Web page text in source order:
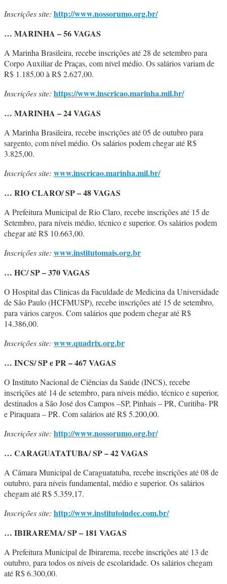
Inscrições site: http://www.nossorumo.org.br/
… MARINHA – 56 VAGAS
A Marinha Brasileira, recebe inscrições até 28 de setembro para
Corpo Auxiliar de Praças, com nível médio. Os salários variam de
R$ 1.185,00 à R$ 2.627,00.
Inscrições site: https://www.inscricao.marinha.mil.br/
… MARINHA – 24 VAGAS
A Marinha Brasileira, recebe inscrições até 05 de outubro para
sargento, com nível médio. Os salários podem chegar até R$
3.825,00.
Inscrições site: www.inscricao.marinha.mil.br/
… RIO CLARO/ SP – 48 VAGAS
A Prefeitura Municipal de Rio Claro, recebe inscrições até 15 de
Setembro, para níveis médio, técnico e superior. Os salários podem
chegar até R$ 10.663,00.
Inscrições site: www.institutomais.org.br
… HC/ SP – 370 VAGAS
O Hospital das Clinicas da Faculdade de Medicina da Universidade
de São Paulo (HCFMUSP), recebe inscrições até 15 de setembro,
para vários cargos. Com salários que podem chegar até R$
14.386,00.
Inscrições site: www.quadrix.org.br
… INCS/ SP e PR – 467 VAGAS
O Instituto Nacional de Ciências da Saúde (INCS), recebe
inscrições até 14 de setembro, para níveis médio, técnico e superior,
destinados a São José dos Campos –SP, Pinhais – PR, Curitiba- PR
e Piraquara – PR. Com salários até R$ 5.200,00.
Inscrições site: http://www.nossorumo.org.br/
… CARAGUATATUBA/ SP – 42 VAGAS
A Câmara Municipal de Caraguatatuba, recebe inscrições até 08 de
outubro, para níveis fundamental, médio e superior. Os salários
chegam até R$ 5.359,17.
Inscrições site: http://www.institutoindec.com.br/
… IBIRAREMA/ SP – 181 VAGAS
A Prefeitura Municipal de Ibirarema, recebe inscrições até 13 de
outubro, para todos os níveis de escolaridade. Os salários chegam
até R$ 6.300,00.